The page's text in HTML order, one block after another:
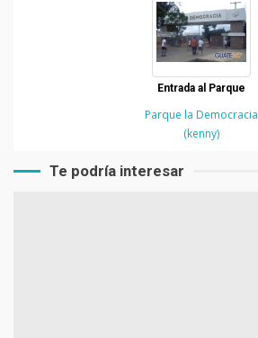
Entrada al Parque
Parque la Democracia
(kenny)
Te podría interesar